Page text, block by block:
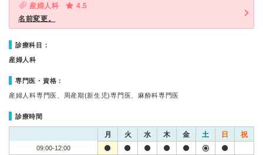
産婦人科
4.5
名前変更。
診療科目：
産婦人科
専門医・資格：
産婦人科専門医、周産期(新生児)専門医、麻酔科専門医
診療時間
月 火 水 木 金 土 日 祝
09:00-12:00